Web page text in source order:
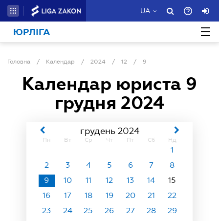
UA
ЮРЛІГА
Головна / Календар / 2024 / 12 / 9
Календар юриста 9
грудня 2024
грудень 2024
Пн Вт Ср Чт Пт Сб Нд
1
2
3 4 5 6 7
8
9
10 11 12 13 14
15
16
17 18 19 20 21
22
23
24 25 26 27 28
29